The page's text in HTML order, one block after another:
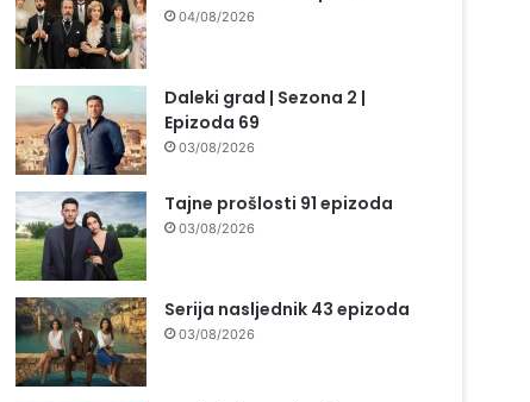
04/08/2026
Daleki grad | Sezona 2 |
Epizoda 69
03/08/2026
Tajne prošlosti 91 epizoda
03/08/2026
Serija nasljednik 43 epizoda
03/08/2026